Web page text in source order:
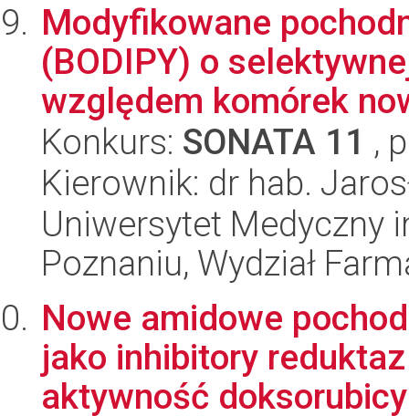
Modyfikowane
(BODIPY) o
względem komórek
Konkurs: SONATA 11 ,
Kierownik: dr hab.
Uniwersytet Medyczny
Poznaniu, Wydział
Nowe amidowe
jako inhibitory
aktywność